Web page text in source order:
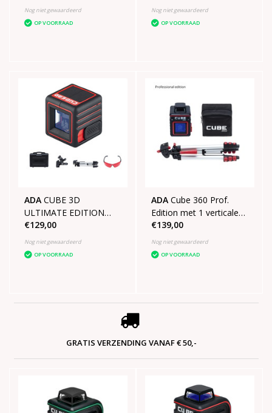
Nog niet gewaardeerd
OP VOORRAAD
Nog niet gewaardeerd
OP VOORRAAD
ADA CUBE 3D
ULTIMATE EDITION
SET
€129,00
Nog niet gewaardeerd
OP VOORRAAD
ADA Cube 360 Prof.
Edition met 1 verticale
lijn 1 horizontale lijn van
360°
€139,00
Nog niet gewaardeerd
OP VOORRAAD
GRATIS VERZENDING VANAF € 50,-